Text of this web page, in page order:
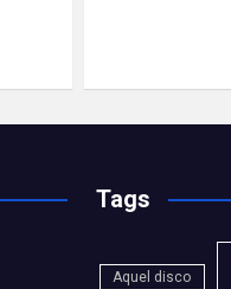
Tags
Aquel disco